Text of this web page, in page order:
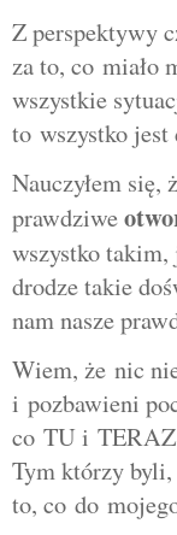
Z perspektywy
za to, co miało
wszystkie
to wszystko jest
Nauczyłem
prawdziwe
wszystko takim,
drodze takie
nam nasze
Wiem, że nic
i pozbawieni
co TU i
Tym którzy byli,
to, co do